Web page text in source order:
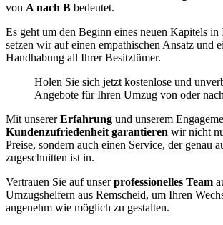
von A nach B bedeutet.
Es geht um den Beginn eines neuen Kapitels
setzen wir auf einen empathischen Ansatz und
Handhabung all Ihrer Besitztümer.
Holen Sie sich jetzt kostenlose und
Angebote für Ihren Umzug von oder
Mit unsererErfahrung und unserem
Kundenzufriedenheit garantieren wir nicht
Preise, sondern auch einen Service, der genau
zugeschnitten ist in.
Vertrauen Sie auf unserprofessionelles Team
Umzugshelfern aus Remscheid, um Ihren
angenehm wie möglich zu gestalten.